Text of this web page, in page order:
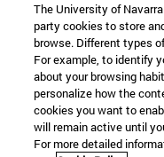
The University of
party cookies to store
browse. Different types
For example, to identify
about your browsing
personalize how the
cookies you want to
will remain active until
For more detailed